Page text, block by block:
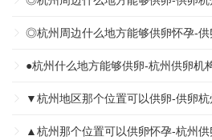
◎杭州周边什么地方能够供卵怀孕-供
●杭州什么地方能够供卵-杭州供卵机
▼杭州地区那个位置可以供卵-供卵杭
▲杭州那个位置可以供卵怀孕-杭州供